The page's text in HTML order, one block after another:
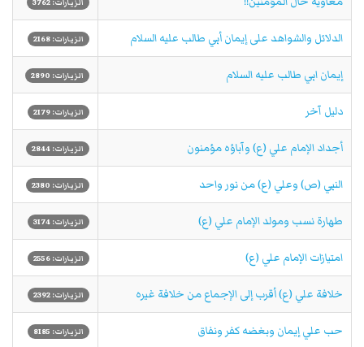
الدلائل والشواهد على إيمان أبي طالب عليه السلام الزيارات: 2168
إيمان ابي طالب عليه السلام الزيارات: 2890
دليل آخر الزيارات: 2179
أجداد الإمام علي (ع) وآباؤه مؤمنون الزيارات: 2844
النبي (ص) وعلي (ع) من نور واحد الزيارات: 2380
طهارة نسب ومولد الإمام علي (ع) الزيارات: 3174
امتيازات الإمام علي (ع) الزيارات: 2556
خلافة علي (ع) أقرب إلى الإجماع من خلافة غيره الزيارات: 2392
حب علي إيمان وبغضه كفر ونفاق الزيارات: 8185